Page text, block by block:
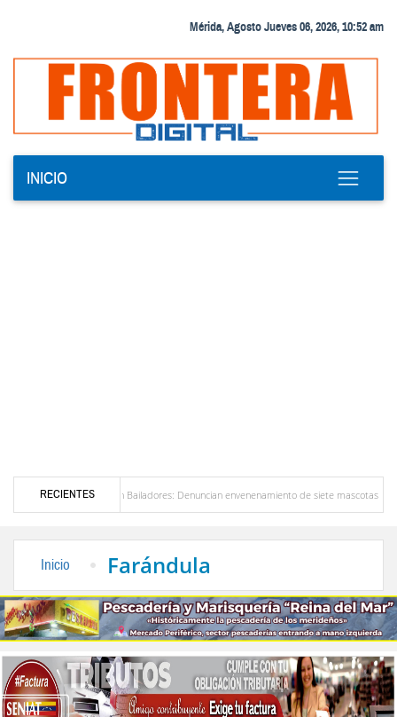
Mérida, Agosto Jueves 06, 2026, 10:52 am
INICIO
RECIENTES
en Bailadores: Denuncian envenenamiento de siete mascotas en El Rincón de La
Inicio Farándula